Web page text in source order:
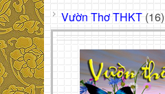
Vườn Thơ THKT (16)